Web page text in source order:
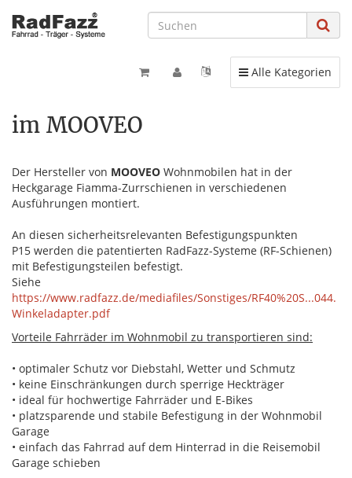
Toggle navigation
Alle Kategorien
im MOOVEO
Der Hersteller von MOOVEO Wohnmobilen hat in der
Heckgarage Fiamma-Zurrschienen in verschiedenen
Ausführungen montiert.
An diesen sicherheitsrelevanten Befestigungspunkten
P15 werden die patentierten RadFazz-Systeme (RF-Schienen)
mit Befestigungsteilen befestigt.
Siehe
https://www.radfazz.de/mediafiles/Sonstiges/RF40%20S...044.
Winkeladapter.pdf
Vorteile Fahrräder im Wohnmobil zu transportieren sind:
• optimaler Schutz vor Diebstahl, Wetter und Schmutz
• keine Einschränkungen durch sperrige Heckträger
• ideal für hochwertige Fahrräder und E-Bikes
• platzsparende und stabile Befestigung in der Wohnmobil
Garage
• einfach das Fahrrad auf dem Hinterrad in die Reisemobil
Garage schieben